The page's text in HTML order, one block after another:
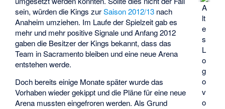
A
lt
e
s
L
o
g
o
v
o
sein, würden die Kings zurSaison 2012/13 nach
Anaheim umziehen. Im Laufe der Spielzeit gab es
mehr und mehr positive Signale und Anfang 2012
gaben die Besitzer der Kings bekannt, dass das
Team in Sacramento bleiben und eine neue Arena
entstehen werde.
Doch bereits einige Monate später wurde das
Vorhaben wieder gekippt und die Pläne für eine neue
Arena mussten eingefroren werden. Als Grund